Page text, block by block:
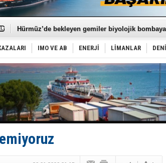
Türkiye'nin ‘Denizcilik Gücü’!
Hürmüz’de bekleyen gemiler biyolojik
Rusya'nın gizli filosu büyüyor!
Keşfedildi: En büyük Mercan Ormanı!
D-Marin, Avrupa'nın tekne fuarlarına çıkarma
Van’da inşa edilen teknelere yoğun talep var
ASEAN ilk P&I Sigorta Kulübünü kurmaya
TAYK - Eker Olympos Regatta'da ilk start!
İstanbul ve Çanakkale: 6 ayda 40.000 gemi
TEKNOFEST ‘Mavi Vatan’ ziyaretçi kayıtları
Tersane işçilerinin direnişi, kazanımla
İngiliz aktivistler, gemide mahsur kaldı!
FESCO, Karadeniz'de yeni sevkiyat taleplerini
DESE, BIMCO’ya katıldı
IMO VE AB ENERJİ LİMANLAR